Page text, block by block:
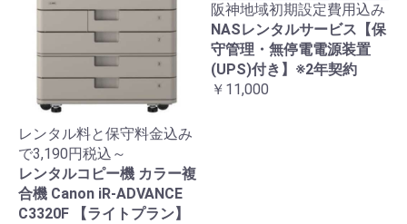
レンタル料と保守料金込み
で3,190円税込～
レンタルコピー機 カラー複
合機 Canon iR-ADVANCE
C3320F 【ライトプラン】
阪神地域初期設定費用込み
NASレンタルサービス【保
守管理・無停電電源装置
(UPS)付き】※2年契約
￥11,000